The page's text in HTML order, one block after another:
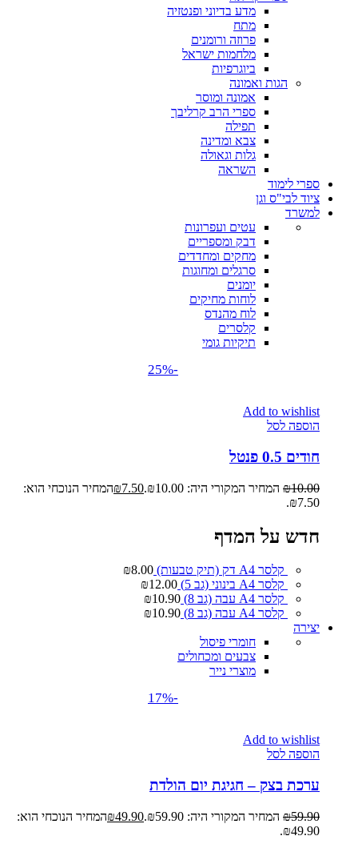
מדע בדיוני ופנטזיה
מתח
פרוזה ורומנים
מלחמות ישראל
ביוגרפיות
הגות ואמונה
אמונה ומוסר
ספרי הרב קרליבך
תפילה
צבא ומדינה
גלות וגאולה
השראה
ספרי לימוד
ציוד לבי"ס וגן
למשרד
עטים ועפרונות
דבק ומספריים
מחקים ומחדדים
סרגלים ומחוגות
יומנים
לוחות מחיקים
לוח מהנדס
קלסרים
תיקיות גומי
-25%
Add to wishlist
הוספה לסל
חודים 0.5 פנטל
₪10.00 המחיר המקורי היה: ₪10.00. ₪7.50
המחיר הנוכחי הוא:
₪7.50.
חדש על המדף
קלסר A4 דק (תיק טבעות) ₪8.00
קלסר A4 בינוני (גב 5)
₪12.00
קלסר A4 עבה (גב 8)
₪10.90
קלסר A4 עבה (גב 8)
₪10.90
יצירה
חומרי פיסול
צבעים ומכחולים
מוצרי נייר
-17%
Add to wishlist
הוספה לסל
ערכת בצק – חגיגת יום הולדת
₪59.90 המחיר המקורי היה: ₪59.90. ₪49.90
המחיר הנוכחי הוא:
₪49.90.